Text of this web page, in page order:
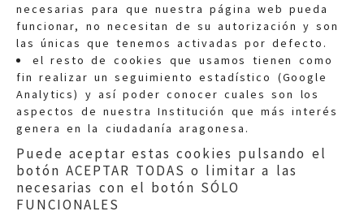
necesarias para que nuestra página web pueda
funcionar, no necesitan de su autorización y son
las únicas que tenemos activadas por defecto.
el resto de cookies que usamos tienen como
fin realizar un seguimiento estadístico (Google
Analytics) y así poder conocer cuales son los
aspectos de nuestra Institución que más interés
genera en la ciudadanía aragonesa.
Puede aceptar estas cookies pulsando el
botón ACEPTAR TODAS o limitar a las
necesarias con el botón SÓLO
FUNCIONALES
Quejas:quejas@eljusticiadearagon.es
Información general:
informacion@eljusticiadearagon.es
Teléfonos:900 210 210/